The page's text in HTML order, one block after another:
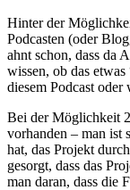
Hinter der
Podcasten (oder
ahnt schon, dass da
wissen, ob das
diesem Podcast
Bei der Möglichkeit
vorhanden – man ist
hat, das Projekt
gesorgt, dass das
man daran, dass die